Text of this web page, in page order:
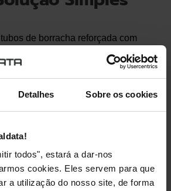
Detalhes Sobre os cookies
todos", estará a dar-nos
cookies. Eles servem para que
a utilização do nosso site, de forma
de borracha reforçada com
garantindo uma manipulação
O único cabo que liga a bomba à
a instalação. Além disso, a pasta
daNZXT
já vem aplicada, o
eficiente de calor e livre
Para Todos